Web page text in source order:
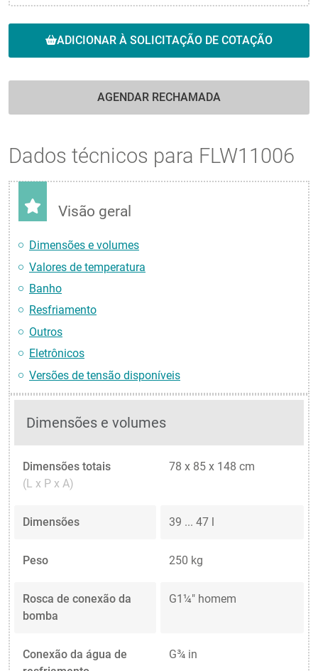
ADICIONAR À SOLICITAÇÃO DE COTAÇÃO
AGENDAR RECHAMADA
Dados técnicos para FLW11006
Visão geral
Dimensões e volumes
Valores de temperatura
Banho
Resfriamento
Outros
Eletrônicos
Versões de tensão disponíveis
Dimensões e volumes
Dimensões totais
(L x P x A)
78 x 85 x 148 cm
Dimensões 39 ... 47 l
Peso 250 kg
Rosca de conexão da
bomba
G1¼" homem
Conexão da água de
G¾ in